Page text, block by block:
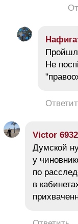
Не
Victor 6932
Думской
у
по
в